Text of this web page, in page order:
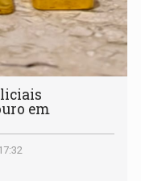
em